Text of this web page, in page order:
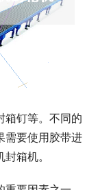
箱钉等。不同的
需要使用胶带进
箱机。